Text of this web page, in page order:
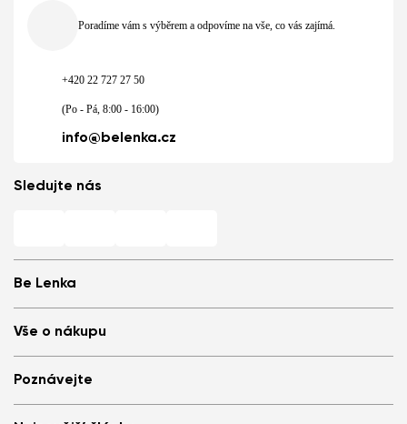
Be Lenka
Store Locator
O nás
Be Lenka v médiích
Cookies
Vše o nákupu
Přihlášení
Doporuč a získej slevu
Poznávejte
Poradíme vám s výběrem a odpovíme na vše, co vás zajímá.
+420 22 727 27 50
(Po - Pá, 8:00 - 16:00)
info@belenka.cz
Sledujte nás